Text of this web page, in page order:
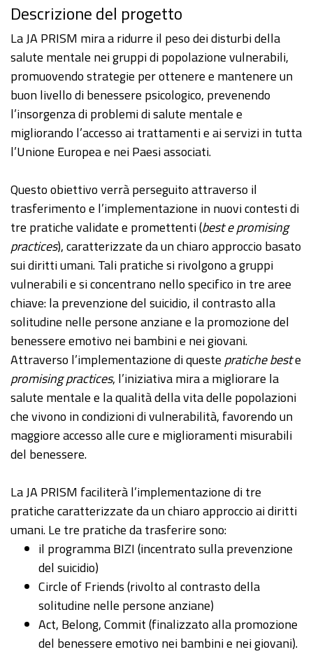
Descrizione del progetto
La JA PRISM mira a ridurre il peso dei disturbi della
salute mentale nei gruppi di popolazione vulnerabili,
promuovendo strategie per ottenere e mantenere un
buon livello di benessere psicologico, prevenendo
l’insorgenza di problemi di salute mentale e
migliorando l’accesso ai trattamenti e ai servizi in tutta
l’Unione Europea e nei Paesi associati.
Questo obiettivo verrà perseguito attraverso il
trasferimento e l’implementazione in nuovi contesti di
tre pratiche validate e promettenti (best e promising
practices), caratterizzate da un chiaro approccio basato
sui diritti umani. Tali pratiche si rivolgono a gruppi
vulnerabili e si concentrano nello specifico in tre aree
chiave: la prevenzione del suicidio, il contrasto alla
solitudine nelle persone anziane e la promozione del
benessere emotivo nei bambini e nei giovani.
Attraverso l’implementazione di queste pratiche beste
promising practices, l’iniziativa mira a migliorare la
salute mentale e la qualità della vita delle popolazioni
che vivono in condizioni di vulnerabilità, favorendo un
maggiore accesso alle cure e miglioramenti misurabili
del benessere.
La JA PRISM faciliterà l’implementazione di tre
pratiche caratterizzate da un chiaro approccio ai diritti
umani. Le tre pratiche da trasferire sono:
il programma BIZI (incentrato sulla prevenzione
del suicidio)
Circle of Friends (rivolto al contrasto della
solitudine nelle persone anziane)
Act, Belong, Commit (finalizzato alla promozione
del benessere emotivo nei bambini e nei giovani).